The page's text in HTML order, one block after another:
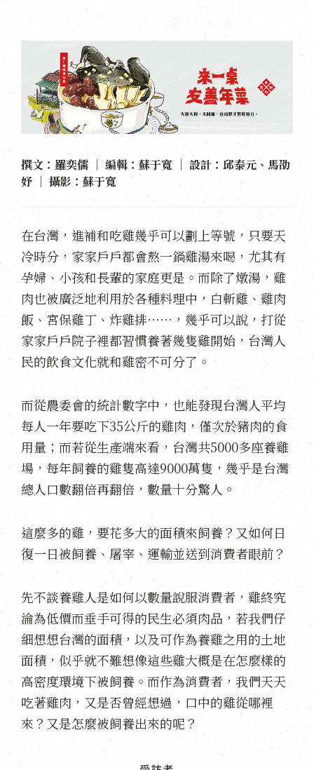
撰文：羅奕儒 ｜ 編輯：蘇于寬 ｜ 設計：邱泰元、馬劭
妤 ｜ 攝影：蘇于寬
在台灣，進補和吃雞幾乎可以劃上等號，只要天
冷時分，家家戶戶都會熬一鍋雞湯來喝，尤其有
孕婦、小孩和長輩的家庭更是。而除了燉湯，雞
肉也被廣泛地利用於各種料理中，白斬雞、雞肉
飯、宮保雞丁、炸雞排⋯⋯，幾乎可以說，打從
家家戶戶院子裡都習慣養著幾隻雞開始，台灣人
民的飲食文化就和雞密不可分了。
而從農委會的統計數字中，也能發現台灣人平均
每人一年要吃下35公斤的雞肉，僅次於豬肉的食
用量；而若從生產端來看，台灣共5000多座養雞
場，每年飼養的雞隻高達9000萬隻，幾乎是台灣
總人口數翻倍再翻倍，數量十分驚人。
這麼多的雞，要花多大的面積來飼養？又如何日
復一日被飼養、屠宰、運輸並送到消費者眼前？
先不談養雞人是如何以數量說服消費者，雞終究
淪為低價而垂手可得的民生必須肉品，若我們仔
細想想台灣的面積，以及可作為養雞之用的土地
面積，似乎就不難想像這些雞大概是在怎麼樣的
高密度環境下被飼養。而作為消費者，我們天天
吃著雞肉，又是否曾經想過，口中的雞從哪裡
來？又是怎麼被飼養出來的呢？